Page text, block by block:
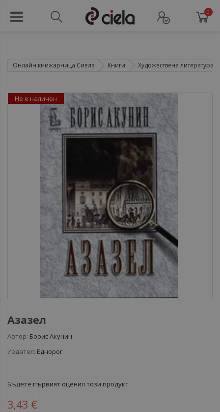
0
Онлайн книжарница Сиела Книги Художествена литература
Азазел
Автор: Борис Акунин
Издател: Еднорог
Бъдете първият оценил този продукт
3,43 €
Не е наличен